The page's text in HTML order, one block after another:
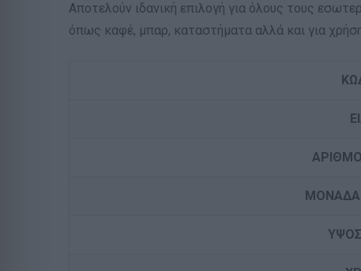
Αποτελούν ιδανική επιλογή για όλους τους
όπως καφέ, μπαρ, καταστήματα αλλά και για